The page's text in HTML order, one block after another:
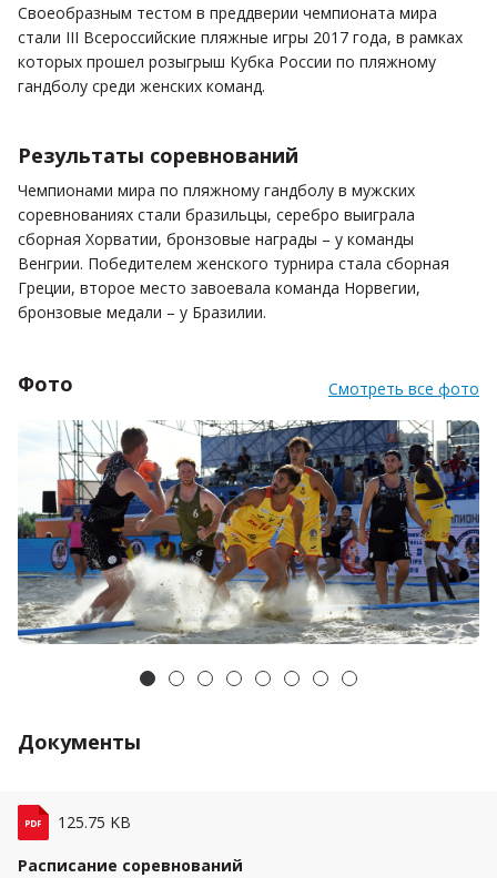
Своеобразным тестом в преддверии чемпионата мира
стали III Всероссийские пляжные игры 2017 года, в рамках
которых прошел розыгрыш Кубка России по пляжному
гандболу среди женских команд.
Результаты соревнований
Чемпионами мира по пляжному гандболу в мужских
соревнованиях стали бразильцы, серебро выиграла
сборная Хорватии, бронзовые награды – у команды
Венгрии. Победителем женского турнира стала сборная
Греции, второе место завоевала команда Норвегии,
бронзовые медали – у Бразилии.
Фото Смотреть все фото
Документы
Файл: pdf. Размер
125.75 KB
Расписание соревнований